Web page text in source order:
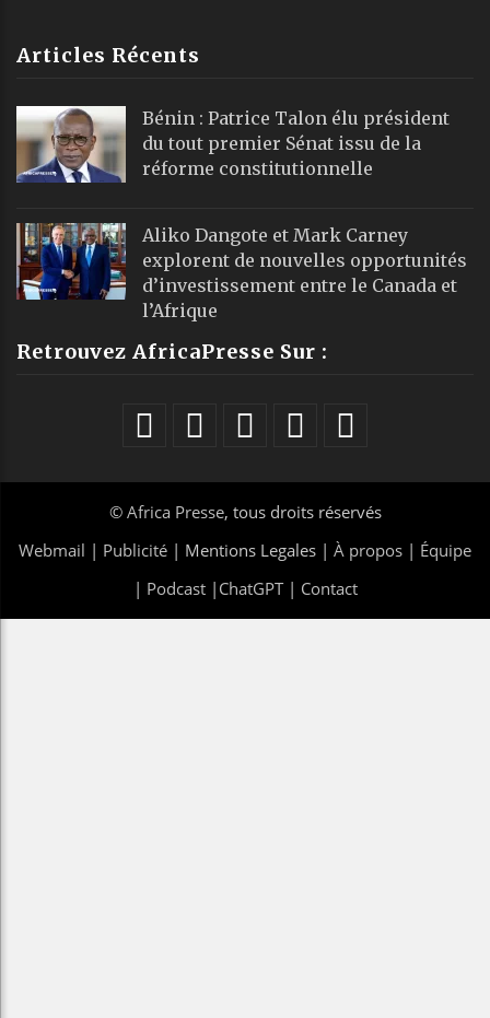
Articles Récents
Bénin : Patrice Talon élu président
du tout premier Sénat issu de la
réforme constitutionnelle
Aliko Dangote et Mark Carney
explorent de nouvelles opportunités
d’investissement entre le Canada et
l’Afrique
Retrouvez AfricaPresse Sur :
© Africa Presse, tous droits réservés
Webmail | Publicité | Mentions Legales | À propos | Équipe
| Podcast| ChatGPT| Contact